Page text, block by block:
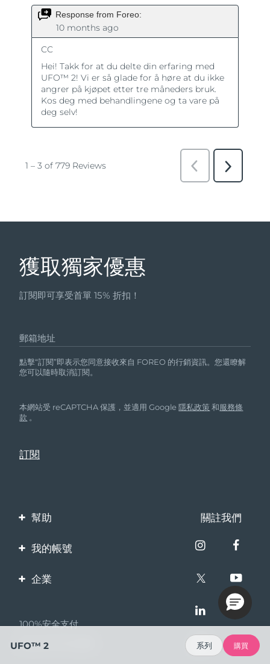
獲取獨家優惠
訂閱即可享受首單 15% 折扣！
郵箱地址
點擊“訂閱”即表示您同意接收來自 FOREO 的行銷資訊。您還瞭解
您可以隨時取消訂閱。
本網站受 reCAPTCHA 保護，並適用 Google隱私政策 和服務條
款 。
幫助
聯繫我們
保修與退換貨
關註我們
我的帳號
產品註冊
企業
夥伴計畫
聯盟新聞
100%安全支付
Bazaarvoice口碑
UFO™ 2 系列 購買